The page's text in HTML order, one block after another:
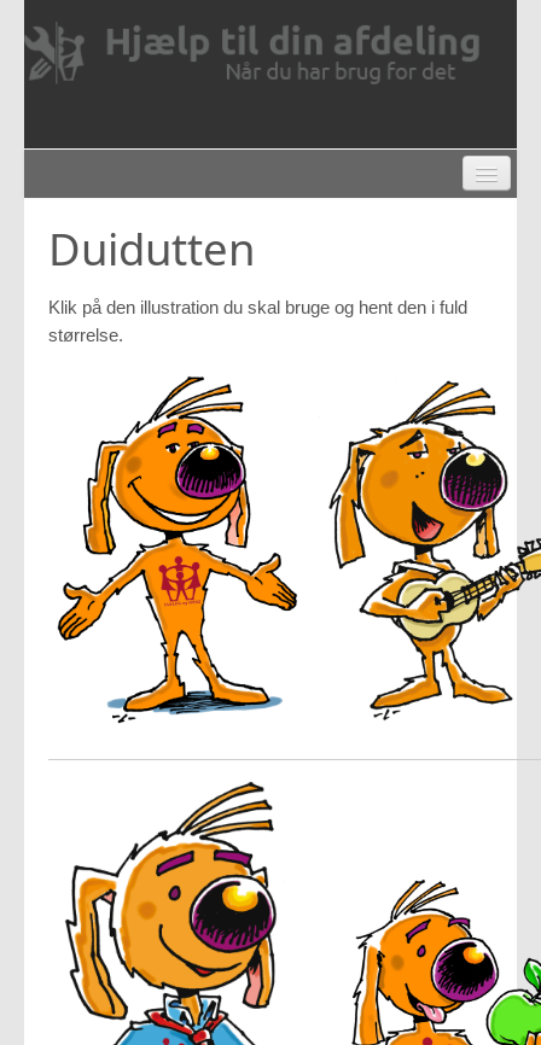
GUIDES M.M.
VORES DUI
BESTYRELSESNETVÆRKET
Duidutten
Klik på den illustration du skal bruge og hent den i fuld
størrelse.